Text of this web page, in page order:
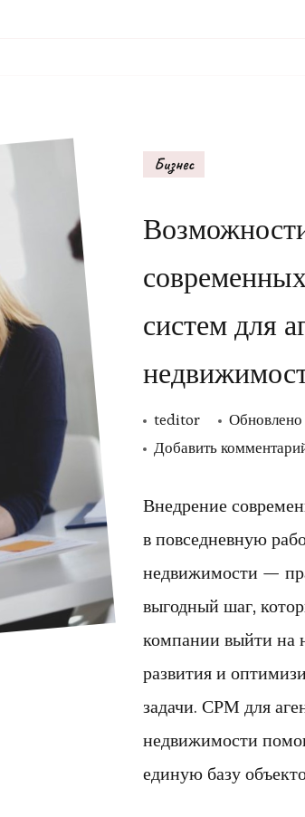
Бизнес
систем для
teditor Обновлено
Добавить
Внедрение
в повседневную
недвижимости —
выгодный шаг,
компании выйти на
развития и
задачи. СРМ для
недвижимости
единую базу